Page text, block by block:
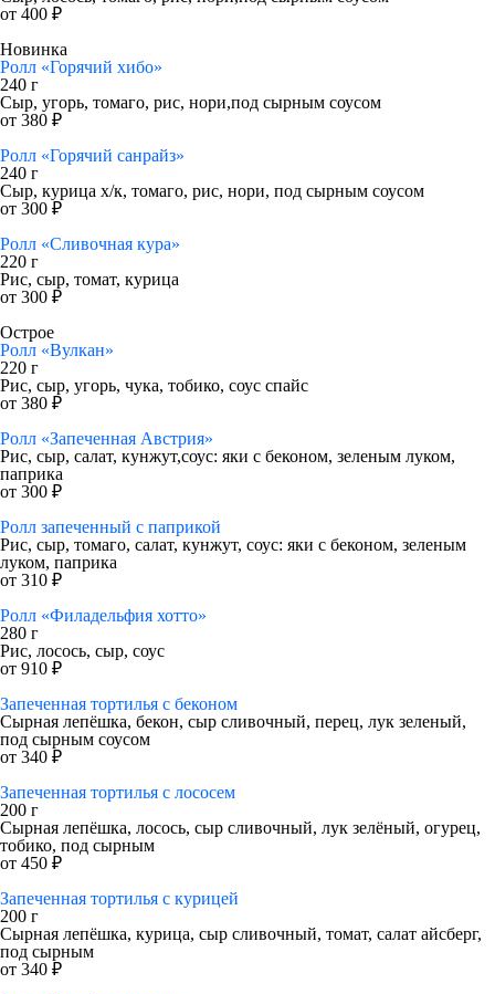
от 400 ₽
Новинка
Ролл «Горячий хибо»
240 г
Сыр, угорь, томаго, рис, нори,под сырным соусом
от 380 ₽
Ролл «Горячий санрайз»
240 г
Сыр, курица х/к, томаго, рис, нори, под сырным соусом
от 300 ₽
Ролл «Сливочная кура»
220 г
Рис, сыр, томат, курица
от 300 ₽
Острое
Ролл «Вулкан»
220 г
Рис, сыр, угорь, чука, тобико, соус спайс
от 380 ₽
Ролл «Запеченная Австрия»
Рис, сыр, салат, кунжут,соус: яки с беконом, зеленым луком,
паприка
от 300 ₽
Ролл запеченный с паприкой
Рис, сыр, томаго, салат, кунжут, соус: яки с беконом, зеленым
луком, паприка
от 310 ₽
Ролл «Филадельфия хотто»
280 г
Рис, лосось, сыр, соус
от 910 ₽
Запеченная тортилья с беконом
Сырная лепёшка, бекон, сыр сливочный, перец, лук зеленый,
под сырным соусом
от 340 ₽
Запеченная тортилья с лососем
200 г
Сырная лепёшка, лосось, сыр сливочный, лук зелёный, огурец,
тобико, под сырным
от 450 ₽
Запеченная тортилья с курицей
200 г
Сырная лепёшка, курица, сыр сливочный, томат, салат айсберг,
под сырным
от 340 ₽